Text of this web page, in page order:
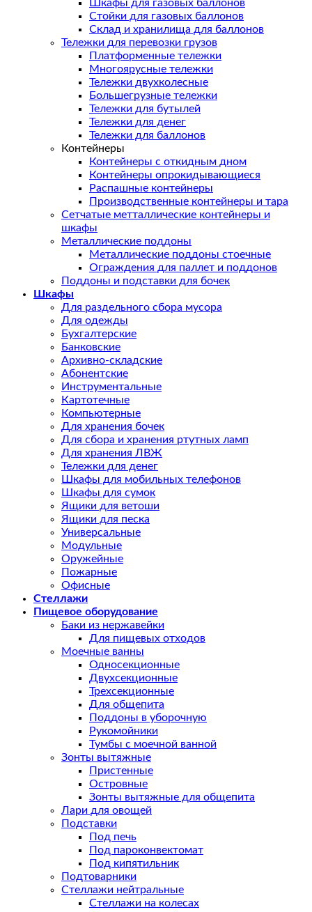
Шкафы для газовых баллонов
Стойки для газовых баллонов
Склад и хранилища для баллонов
Тележки для перевозки грузов
Платформенные тележки
Многоярусные тележки
Тележки двухколесные
Большегрузные тележки
Тележки для бутылей
Тележки для денег
Тележки для баллонов
Контейнеры
Контейнеры с откидным дном
Контейнеры опрокидывающиеся
Распашные контейнеры
Производственные контейнеры и тара
Сетчатые метталлические контейнеры и
шкафы
Металлические поддоны
Металлические поддоны стоечные
Ограждения для паллет и поддонов
Поддоны и подставки для бочек
Шкафы
Для раздельного сбора мусора
Для одежды
Бухгалтерские
Банковские
Архивно-складские
Абонентские
Инструментальные
Картотечные
Компьютерные
Для хранения бочек
Для сбора и хранения ртутных ламп
Для хранения ЛВЖ
Тележки для денег
Шкафы для мобильных телефонов
Шкафы для сумок
Ящики для ветоши
Ящики для песка
Универсальные
Модульные
Оружейные
Пожарные
Офисные
Стеллажи
Пищевое оборудование
Баки из нержавейки
Для пищевых отходов
Моечные ванны
Односекционные
Двухсекционные
Трехсекционные
Для общепита
Поддоны в уборочную
Рукомойники
Тумбы с моечной ванной
Зонты вытяжные
Пристенные
Островные
Зонты вытяжные для общепита
Лари для овощей
Подставки
Под печь
Под пароконвектомат
Под кипятильник
Подтоварники
Стеллажи нейтральные
Стеллажи на колесах